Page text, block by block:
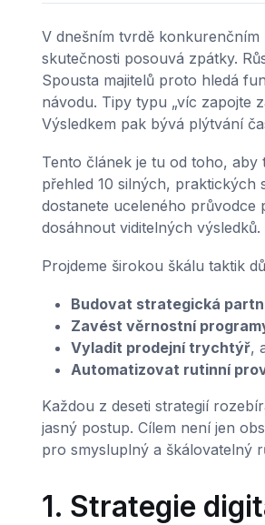
V dnešním tvrdě
skutečnosti posouvá zpátky.
Spousta majitelů proto hledá
návodu. Tipy typu „víc zapojte
Výsledkem pak bývá plýtvání
Tento článek je tu od toho,
přehled 10 silných, praktických
dostanete uceleného
dosáhnout viditelných výsledků.
Projdeme širokou škálu taktik
Budovat strategická
Zavést věrnostní
Vyladit prodejní trychtýř,
Automatizovat rutinní
Každou z deseti strategií
jasný postup. Cílem není jen
pro smysluplný a škálovatelný
1. Strategie